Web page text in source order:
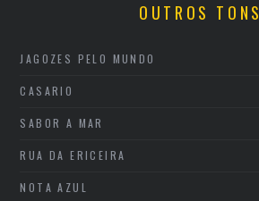
OUTROS TONS
JAGOZES PELO MUNDO
CASARIO
SABOR A MAR
RUA DA ERICEIRA
NOTA AZUL